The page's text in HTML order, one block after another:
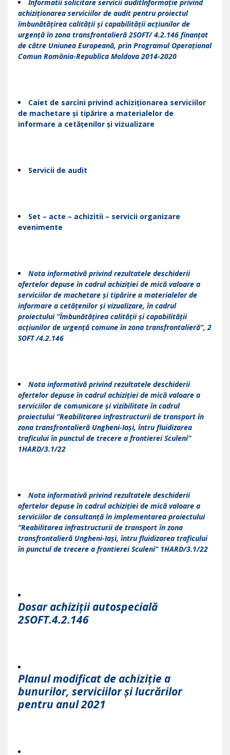
Informatii solicitare servicii auditIпfоrmаție privind
achiziționarea serviciilor de audit репtru proiectul
îmbunătățirеа calității și capabilității acțiunilоr de
urgеnță în zona transfrontalieră 2SOFT/ 4.2.146 finanțаt
de сătrе Uniunеа Еurореană, рrin Рrоgrаmul Operațional
Соmun Rоmânia-Republica Moldova 2014-2020
Caiet de sarcini privind achiziționarea serviciilor
de mасhеtаrе și tipărire а mаtеriаlеlоr de
informare а сеtățenilоr și vizualizare
Servicii de audit
Set – acte – achizitii – servicii organizare
evenimente
Nota informativă privind rezultatele deschiderii
ofertelor depuse în cadrul achiziției de mică valoare a
serviciilor de machetare și tipărire a materialelor de
informare a cetățenilor și vizualizare, în cadrul
proiectului ”Îmbunătățirea calității și capabilității
acțiunilor de urgență comune în zona transfrontalieră”, 2
SOFT /4.2.146
Nota informativă privind rezultatele deschiderii
ofertelor depuse în cadrul achiziției de mică valoare a
serviciilor de comunicare și vizibilitate în cadrul
proiectului ”Reabilitarea infrastructurii de transport în
zona transfrontalieră Ungheni-Iași, întru fluidizarea
traficului în punctul de trecere a frontierei Sculeni”
1HARD/3.1/22
Nota informativă privind rezultatele deschiderii
ofertelor depuse în cadrul achiziției de mică valoare a
serviciilor de consultanță în implementarea proiectului
”Reabilitarea infrastructurii de transport în zona
transfrontalieră Ungheni-Iași, întru fluidizarea traficului
în punctul de trecere a frontierei Sculeni” 1HARD/3.1/22
Dosar achiziții autospecială
2SOFT.4.2.146
Planul modificat de achiziție a
bunurilor, serviciilor și lucrărilor
pentru anul 2021